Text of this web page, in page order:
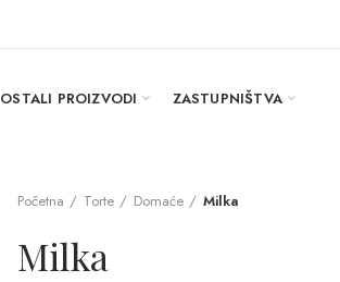
OSTALI PROIZVODI ZASTUPNIŠTVA
Početna Torte Domaće Milka
Milka